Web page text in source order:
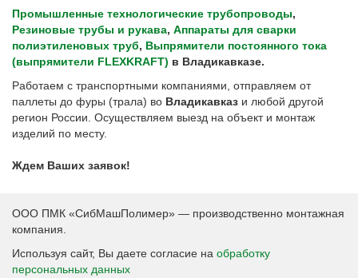
Промышленные технологические трубопроводы,
Резиновые трубы и рукава, Аппараты для сварки
полиэтиленовых труб, Выпрямители постоянного тока
(выпрямители FLEXKRAFT) в Владикавказе.
Работаем с транспортными компаниями, отправляем от
паллеты до фуры (трала) во Владикавказ и любой другой
регион России. Осуществляем выезд на объект и монтаж
изделий по месту.
Ждем Ваших заявок!
ООО ПМК «СибМашПолимер» — производственно монтажная
компания.
Используя сайт, Вы даете согласие на обработку
персональных данных